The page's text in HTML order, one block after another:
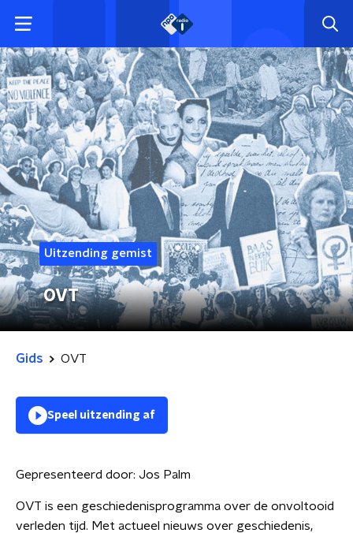
Uitzending gemist
OVT
Gids OVT
Speel uitzending af
Gepresenteerd door: Jos Palm
OVT is een geschiedenisprogramma over de onvoltooid
verleden tijd. Met actueel nieuws over geschiedenis,